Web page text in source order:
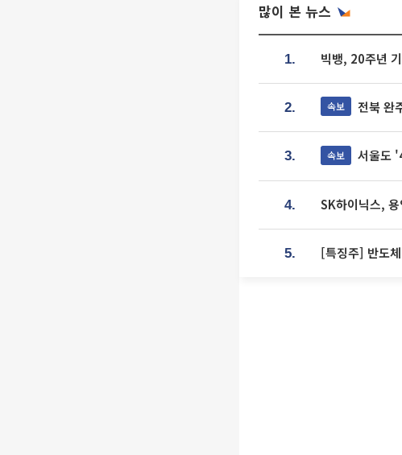
많이 본 뉴스
1. 빅뱅, 20주년
2. 속보 전북 완
3. 속보 서울도
4. SK하이닉스,
5. [특징주] 반도